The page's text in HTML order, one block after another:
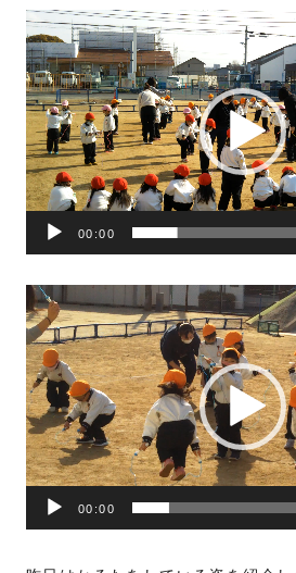
動
画
プ
レ
ー
ヤ
ー
00:00
動
画
プ
レ
ー
ヤ
ー
00:00